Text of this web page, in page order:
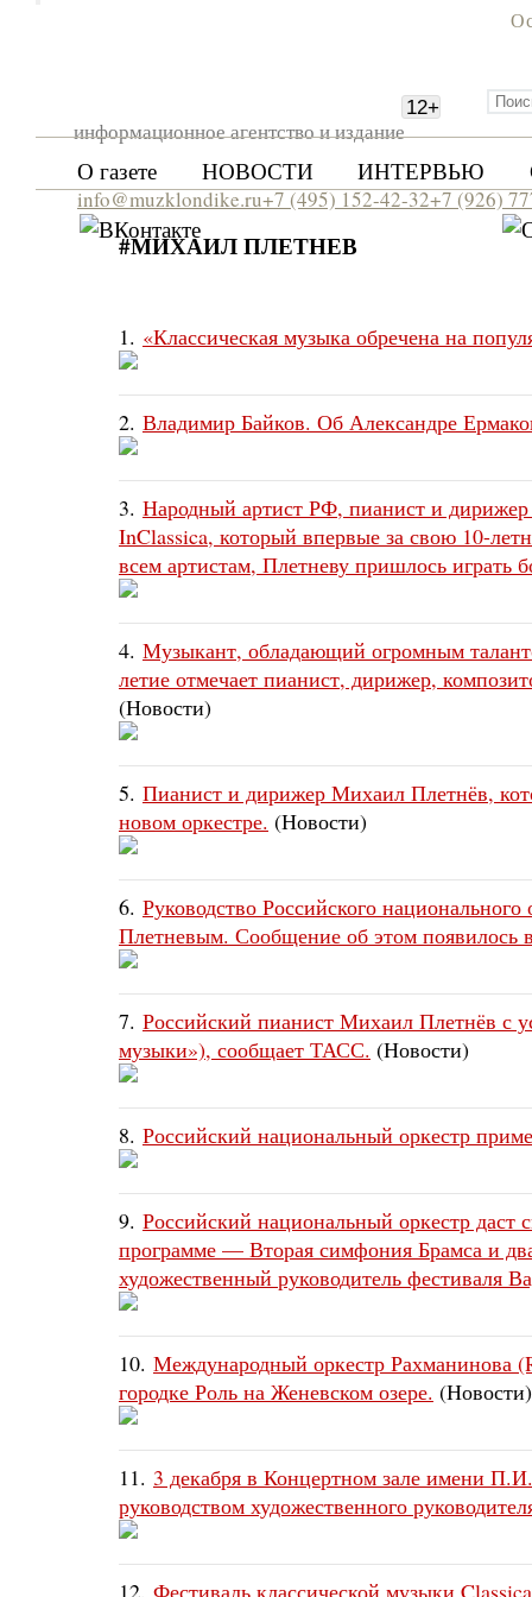
информационное агентство и издание
12+
О газете НОВОСТИ ИНТЕРВЬЮ
info@muzklondike.ru+7 (495) 152-42-32+7 (926)
#МИХАИЛ ПЛЕТНЕВ
1. «Классическая музыка обречена на
2. Владимир Байков. Об Александре
3. Народный артист РФ, пианист и
InClassica, который впервые за свою 10-
всем артистам, Плетневу пришлось
4. Музыкант, обладающий огромным
летие отмечает пианист, дирижер,
(Новости)
5. Пианист и дирижер Михаил Плетнёв,
новом оркестре. (Новости)
6. Руководство Российского
Плетневым. Сообщение об этом появилось в
7. Российский пианист Михаил Плетнёв с
музыки»), сообщает ТАСС. (Новости)
8. Российский национальный оркестр
9. Российский национальный оркестр даст
программе — Вторая симфония Брамса и
художественный руководитель фестиваля
10. Международный оркестр Рахманинова
городке Роль на Женевском озере. (Новости)
11. 3 декабря в Концертном зале имени
руководством художественного
12. Фестиваль классической музыки